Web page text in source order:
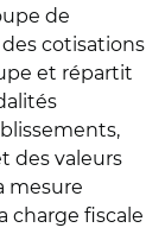
de
cotisations
et répartit
des valeurs
mesure
charge fiscale